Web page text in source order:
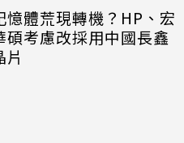
憶體荒現轉機？HP、宏
碩考慮改採用中國長鑫
片